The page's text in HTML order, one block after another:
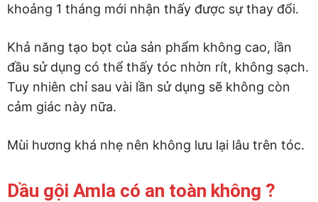
khoảng 1 tháng mới nhận thấy được sự thay đổi.
Khả năng tạo bọt của sản phẩm không cao, lần
đầu sử dụng có thể thấy tóc nhờn rít, không sạch.
Tuy nhiên chỉ sau vài lần sử dụng sẽ không còn
cảm giác này nữa.
Mùi hương khá nhẹ nên không lưu lại lâu trên tóc.
Dầu gội Amla có an toàn không ?